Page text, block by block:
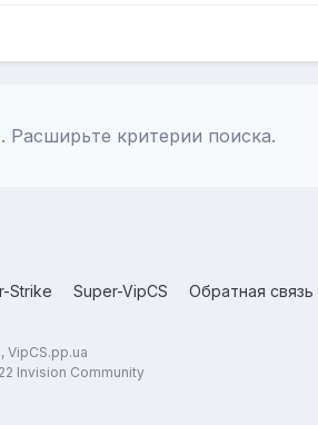
Расширьте критерии поиска.
Strike Super-VipCS Обратная связь
VipCS.pp.ua
Invision Community